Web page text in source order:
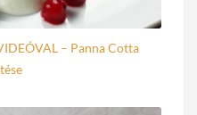
– Panna Cotta